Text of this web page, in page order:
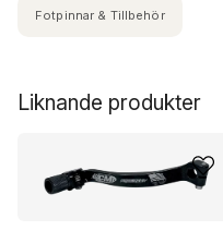
Liknande produkter
Fotpinnar & Tillbehör